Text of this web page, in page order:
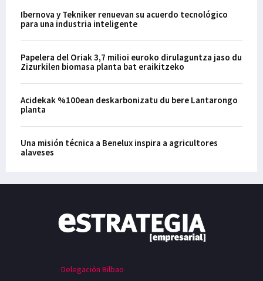
Ibernova y Tekniker renuevan su acuerdo tecnológico
para una industria inteligente
Papelera del Oriak 3,7 milioi euroko dirulaguntza jaso du
Zizurkilen biomasa planta bat eraikitzeko
Acidekak %100ean deskarbonizatu du bere Lantarongo
planta
Una misión técnica a Benelux inspira a agricultores
alaveses
Delegación Bilbao